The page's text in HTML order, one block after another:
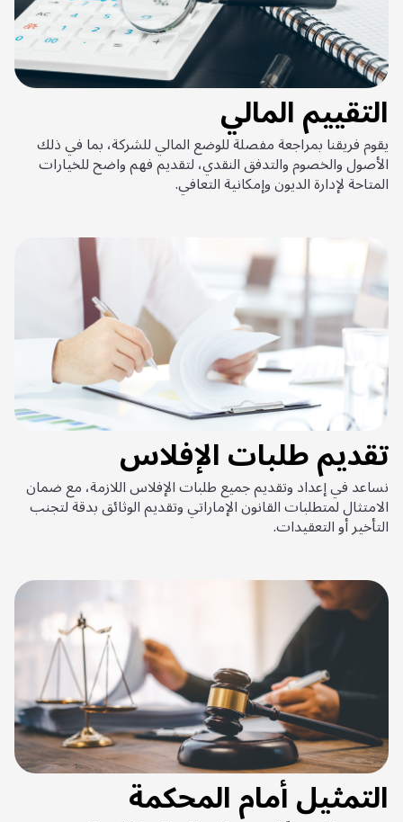
التقييم المالي
يقوم فريقنا بمراجعة مفصلة للوضع المالي للشركة، بما في ذلك
الأصول والخصوم والتدفق النقدي، لتقديم فهم واضح للخيارات
المتاحة لإدارة الديون وإمكانية التعافي.
تقديم طلبات الإفلاس
نساعد في إعداد وتقديم جميع طلبات الإفلاس اللازمة، مع ضمان
الامتثال لمتطلبات القانون الإماراتي وتقديم الوثائق بدقة لتجنب
التأخير أو التعقيدات.
التمثيل أمام المحكمة